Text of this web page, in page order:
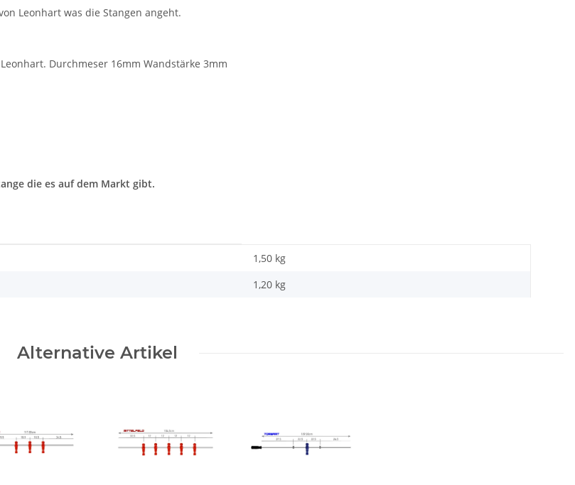
Leonhart was die Stangen angeht.
Durchmeser 16mm Wandstärke 3mm
die es auf dem Markt gibt.
1,50 kg
1,20 kg
Alternative Artikel